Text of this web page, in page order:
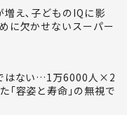
増え､子どものIQに影
に欠かせないスーパー
はない…1万6000人×2
｢容姿と寿命｣の無視で